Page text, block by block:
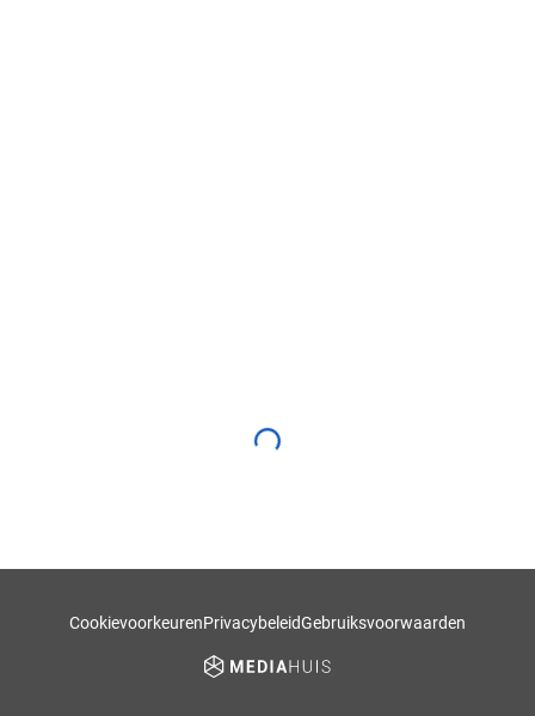
CookievoorkeurenPrivacybeleidGebruiksvoorwaarden